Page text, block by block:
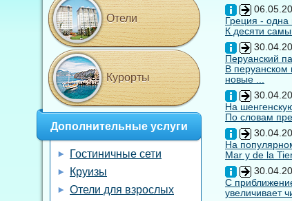
Греция - одна
К десяти
Перуанский
В перуанском
новые ...
На
По словам
На
Mar y de la
С
увеличивает
Отели
Курорты
Дополнительные услуги
Гостиничные сети
Круизы
Отели для взрослых